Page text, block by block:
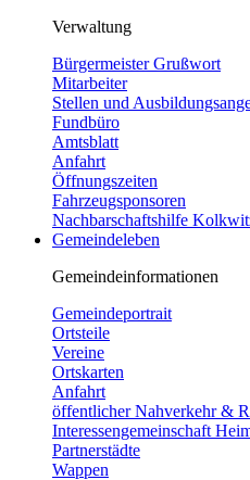
Verwaltung
Bürgermeister Grußwort
Mitarbeiter
Stellen und
Fundbüro
Amtsblatt
Anfahrt
Öffnungszeiten
Fahrzeugsponsoren
Nachbarschaftshilfe
Gemeindeleben
Gemeindeinformationen
Gemeindeportrait
Ortsteile
Vereine
Ortskarten
Anfahrt
öffentlicher Nahverkehr &
Interessengemeinschaft
Partnerstädte
Wappen